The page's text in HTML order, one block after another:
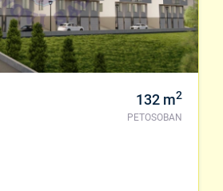
132 m2
PETOSOBAN